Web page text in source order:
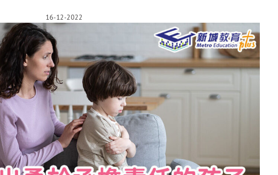
16-12-2022